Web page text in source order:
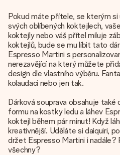
Pokud máte přítele, se kterým
svých oblíbených koktejlech,
koktejly nebo váš přítel miluje
koktejlů, bude se mu líbit tato
Espresso Martini s
nerezavějící na který můžete
design dle vlastního výběru.
kolaudaci nebo jen tak.
Dárková souprava obsahuje
formu na kostky ledu a láhev
koktejl během pár minut! Když
kreativnější. Uděláte si daiquiri,
držet Espresso Martini i nadále?
všechny?